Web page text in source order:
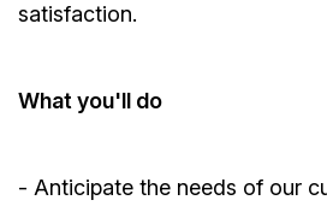
satisfaction.
Whatyou'll do
- Anticipate the needs of our